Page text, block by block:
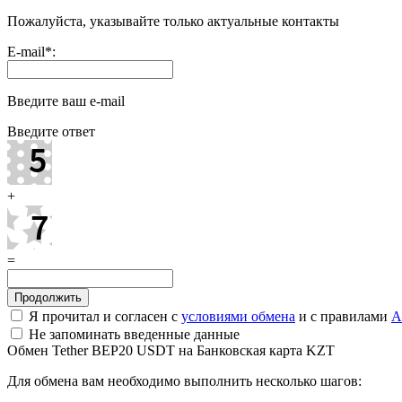
Пожалуйста, указывайте только актуальные контакты
E-mail*:
Введите ваш e-mail
Введите ответ
+
=
Я прочитал и согласен с условиями обмена и с правилами
Не запоминать введенные данные
Обмен Tether BEP20 USDT на Банковская карта KZT
Для обмена вам необходимо выполнить несколько шагов: